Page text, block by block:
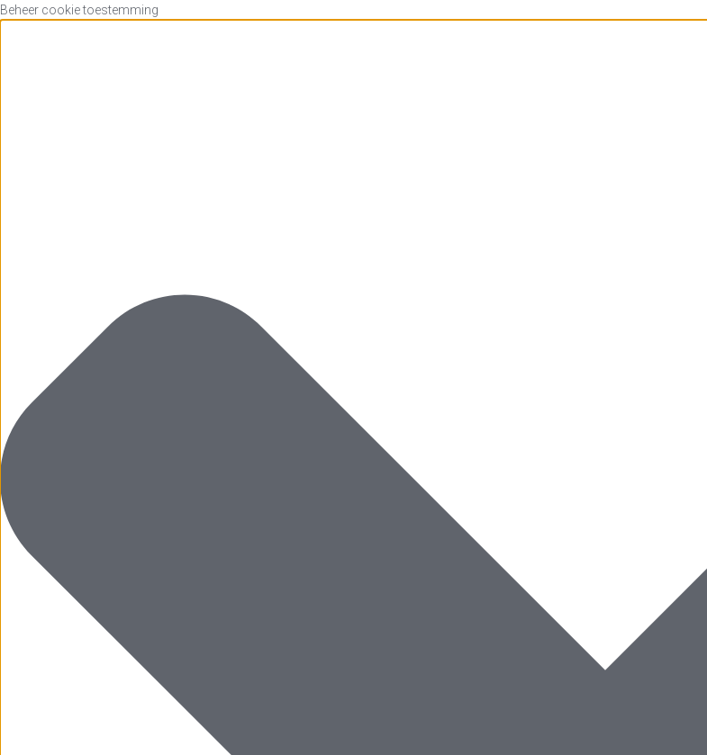
Beheer cookie toestemming